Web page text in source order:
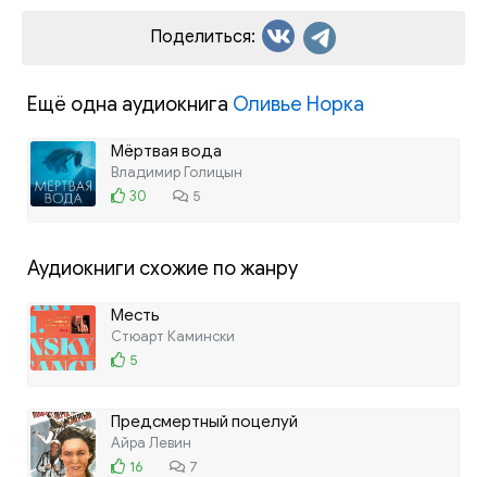
Поделиться:
Ещё одна аудиокнига Оливье Норка
Мёртвая вода
Владимир Голицын
30
5
Аудиокниги схожие по жанру
Месть
Стюарт Камински
5
Предсмертный поцелуй
Айра Левин
16
7